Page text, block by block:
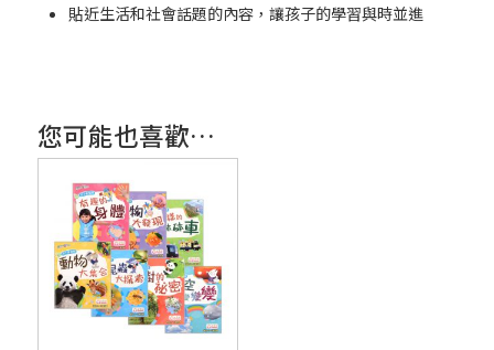
貼近生活和社會話題的內容，讓孩子的學習與時並進
您可能也喜歡…